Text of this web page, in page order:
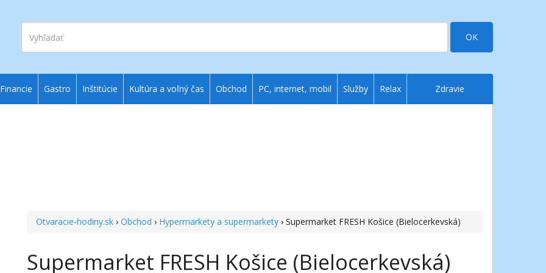
Vyhľadať
OK
Otvaracie-hodiny.sk ›Obchod › Hypermarkety a supermarkety › Supermarket FRESH Košice (Bielocerkevská)
Supermarket FRESH Košice (Bielocerkevská)
Financie Gastro Inštitúcie Kultúra a voľný čas Obchod PC, internet, mobil Služby Relax Zdravie